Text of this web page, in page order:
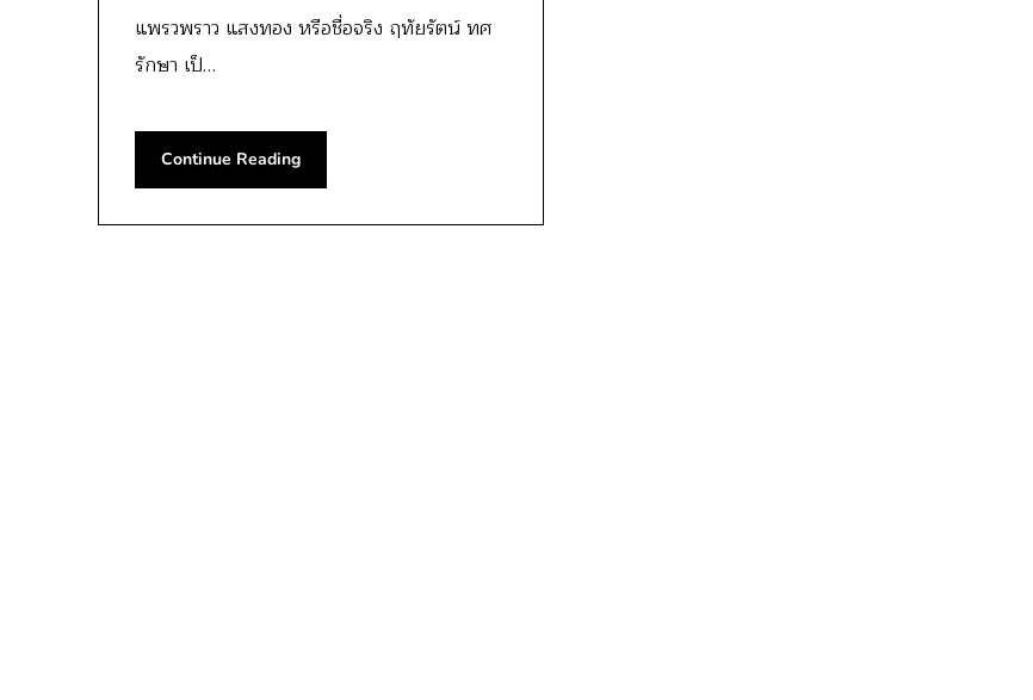
แพรวพราว แสงทอง หรือชื่อจริง ฤทัยรัตน์ ทศ
รักษา เป็…
Continue Reading